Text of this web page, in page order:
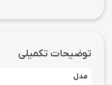
توضیحات تکمیلی
مدل